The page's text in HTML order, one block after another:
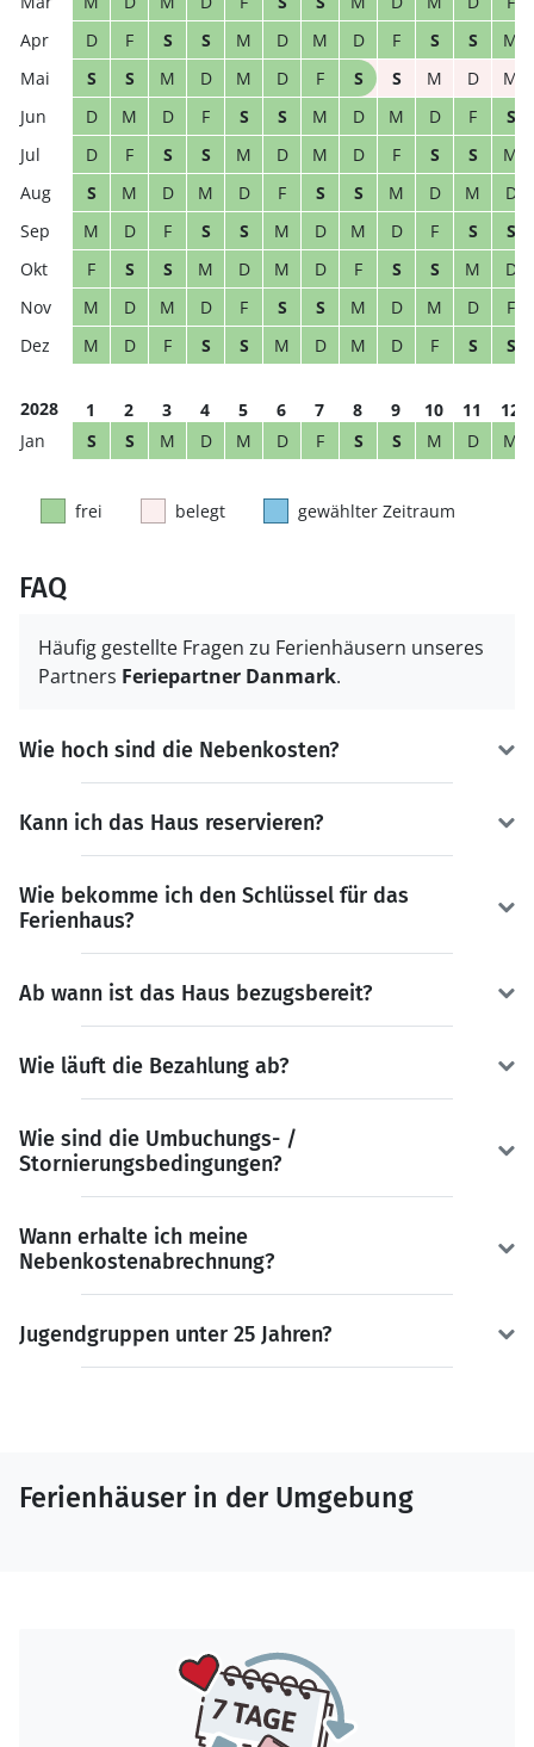
D
F S S M D M D F S S
M
S
S M D M D F S S M D
M
D
M D F S S M D M D F
S
D
F S S M D M D F S S
M
S
M D M D F S S M D M
D
M
D F S S M D M D F S
S
F
S S M D M D F S S M
D
M
D M D F S S M D M D
F
M
D F S S M D M D F S S
2028 1 2 3 4 5 6 7 8 9 10 11
12
S
S M D M D F S S M D M
frei belegt gewählter Zeitraum
FAQ
Häufig gestellte Fragen zu Ferienhäusern unseres
Partners Feriepartner Danmark.
Wie hoch sind die Nebenkosten?
Kann ich das Haus reservieren?
Wie bekomme ich den Schlüssel für das
Ferienhaus?
Ab wann ist das Haus bezugsbereit?
Wie läuft die Bezahlung ab?
Wie sind die Umbuchungs- /
Stornierungsbedingungen?
Wann erhalte ich meine
Nebenkostenabrechnung?
Jugendgruppen unter 25 Jahren?
Ferienhäuser in der Umgebung